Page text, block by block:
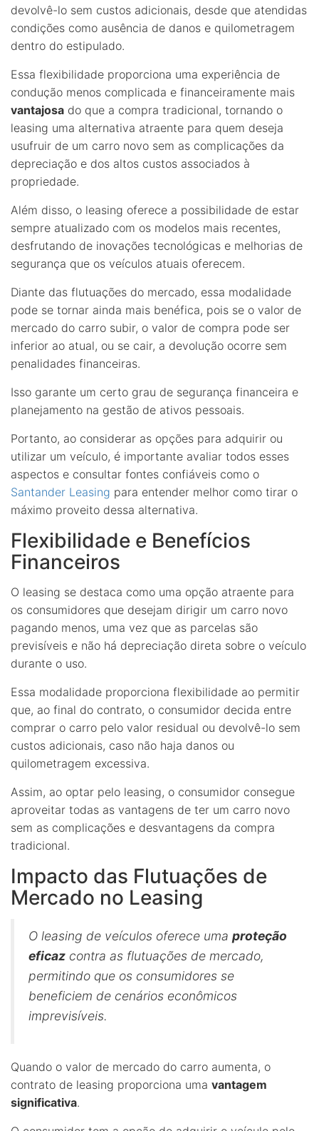
devolvê-lo sem custos adicionais, desde que atendidas
condições como ausência de danos e quilometragem
dentro do estipulado.
Essa flexibilidade proporciona uma experiência de
condução menos complicada e financeiramente mais
vantajosa do que a compra tradicional, tornando o
leasing uma alternativa atraente para quem deseja
usufruir de um carro novo sem as complicações da
depreciação e dos altos custos associados à
propriedade.
Além disso, o leasing oferece a possibilidade de estar
sempre atualizado com os modelos mais recentes,
desfrutando de inovações tecnológicas e melhorias de
segurança que os veículos atuais oferecem.
Diante das flutuações do mercado, essa modalidade
pode se tornar ainda mais benéfica, pois se o valor de
mercado do carro subir, o valor de compra pode ser
inferior ao atual, ou se cair, a devolução ocorre sem
penalidades financeiras.
Isso garante um certo grau de segurança financeira e
planejamento na gestão de ativos pessoais.
Portanto, ao considerar as opções para adquirir ou
utilizar um veículo, é importante avaliar todos esses
aspectos e consultar fontes confiáveis como o
Santander Leasing para entender melhor como tirar o
máximo proveito dessa alternativa.
Flexibilidade e Benefícios
Financeiros
O leasing se destaca como uma opção atraente para
os consumidores que desejam dirigir um carro novo
pagando menos, uma vez que as parcelas são
previsíveis e não há depreciação direta sobre o veículo
durante o uso.
Essa modalidade proporciona flexibilidade ao permitir
que, ao final do contrato, o consumidor decida entre
comprar o carro pelo valor residual ou devolvê-lo sem
custos adicionais, caso não haja danos ou
quilometragem excessiva.
Assim, ao optar pelo leasing, o consumidor consegue
aproveitar todas as vantagens de ter um carro novo
sem as complicações e desvantagens da compra
tradicional.
Impacto das Flutuações de
Mercado no Leasing
O leasing de veículos oferece uma proteção
eficaz contra as flutuações de mercado,
permitindo que os consumidores se
beneficiem de cenários econômicos
imprevisíveis.
Quando o valor de mercado do carro aumenta, o
contrato de leasing proporciona uma vantagem
significativa.